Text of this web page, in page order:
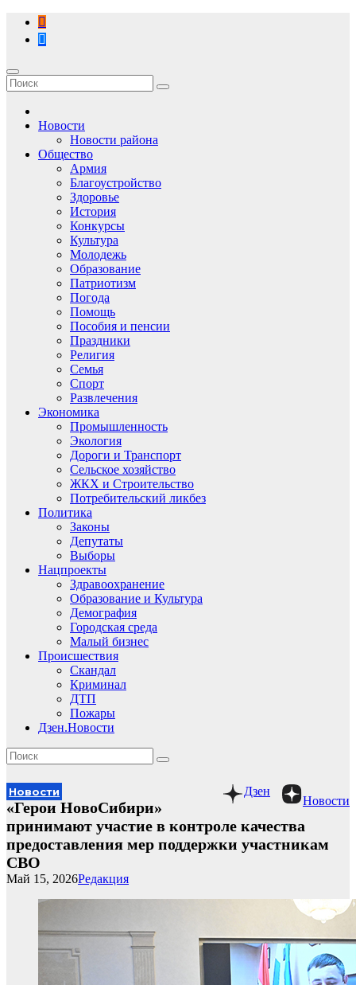
Перейти
содержимому
Новости
Новости района
Общество
Армия
Благоустройство
Здоровье
История
Конкурсы
Культура
Молодежь
Образование
Патриотизм
Погода
Помощь
Пособия и пенсии
Праздники
Религия
Семья
Спорт
Развлечения
Экономика
Промышленность
Экология
Дороги и Транспорт
Сельское хозяйство
ЖКХ и Строительство
Потребительский ликбез
Политика
Законы
Депутаты
Выборы
Нацпроекты
Здравоохранение
Образование и Культура
Демография
Городская среда
Малый бизнес
Происшествия
Скандал
Криминал
ДТП
Пожары
Дзен.Новости
Новости
Дзен
Новости
«Герои НовоСибири»
принимают участие в контроле качества
предоставления мер поддержки участникам
СВО
Редакция
Май 15, 2026